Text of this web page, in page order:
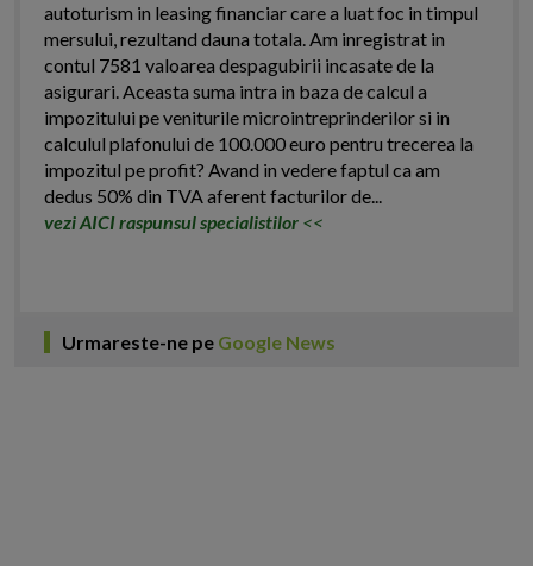
autoturism in leasing financiar care a luat foc in timpul
mersului, rezultand dauna totala. Am inregistrat in
contul 7581 valoarea despagubirii incasate de la
asigurari. Aceasta suma intra in baza de calcul a
impozitului pe veniturile microintreprinderilor si in
calculul plafonului de 100.000 euro pentru trecerea la
impozitul pe profit? Avand in vedere faptul ca am
dedus 50% din TVA aferent facturilor de...
vezi AICI raspunsul specialistilor <<
Urmareste-ne pe Google News